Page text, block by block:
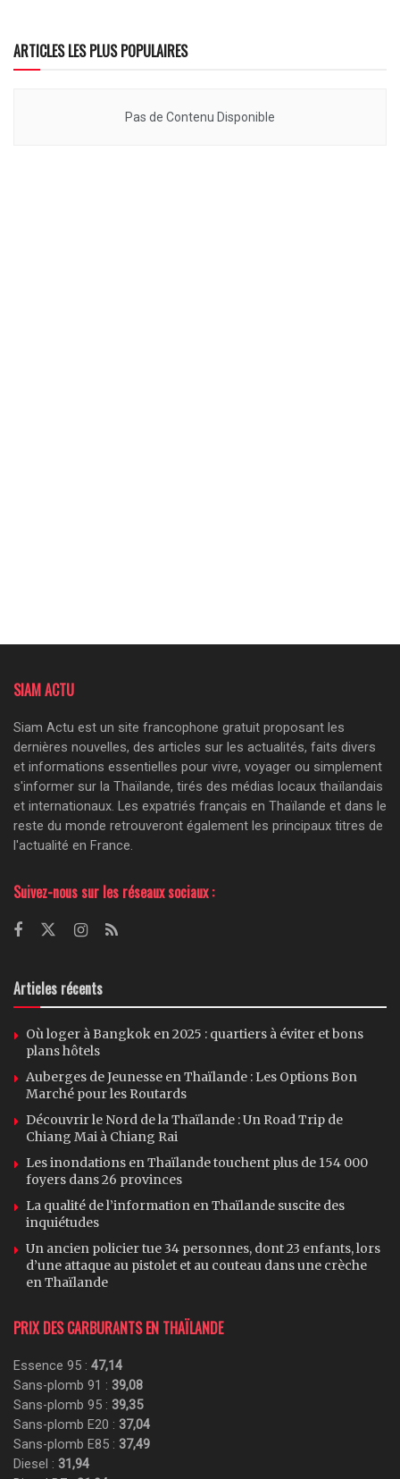
ARTICLES LES PLUS POPULAIRES
Pas de Contenu Disponible
SIAM ACTU
Siam Actu est un site francophone gratuit proposant les
dernières nouvelles, des articles sur les actualités, faits divers
et informations essentielles pour vivre, voyager ou simplement
s'informer sur la Thaïlande, tirés des médias locaux thaïlandais
et internationaux. Les expatriés français en Thaïlande et dans le
reste du monde retrouveront également les principaux titres de
l'actualité en France.
Suivez-nous sur les réseaux sociaux :
Articles récents
Où loger à Bangkok en 2025 : quartiers à éviter et bons
plans hôtels
Auberges de Jeunesse en Thaïlande : Les Options Bon
Marché pour les Routards
Découvrir le Nord de la Thaïlande : Un Road Trip de
Chiang Mai à Chiang Rai
Les inondations en Thaïlande touchent plus de 154 000
foyers dans 26 provinces
La qualité de l’information en Thaïlande suscite des
inquiétudes
Un ancien policier tue 34 personnes, dont 23 enfants, lors
d’une attaque au pistolet et au couteau dans une crèche
en Thaïlande
PRIX DES CARBURANTS EN THAÏLANDE
Essence 95 : 47,14
Sans-plomb 91 : 39,08
Sans-plomb 95 : 39,35
Sans-plomb E20 : 37,04
Sans-plomb E85 : 37,49
Diesel : 31,94